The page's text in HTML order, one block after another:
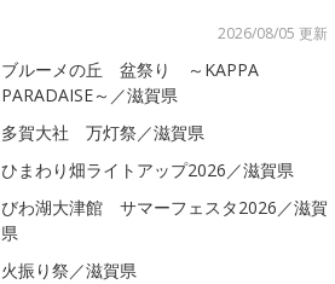
2026/08/05 更新
ブルーメの丘 盆祭り ～KAPPA
PARADAISE～／滋賀県
多賀大社 万灯祭／滋賀県
ひまわり畑ライトアップ2026／滋賀県
びわ湖大津館 サマーフェスタ2026／滋賀
県
火振り祭／滋賀県